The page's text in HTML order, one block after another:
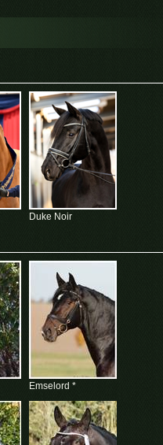
Duke Noir
Emselord *